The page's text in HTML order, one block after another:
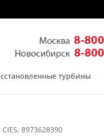
турбины
8973628390